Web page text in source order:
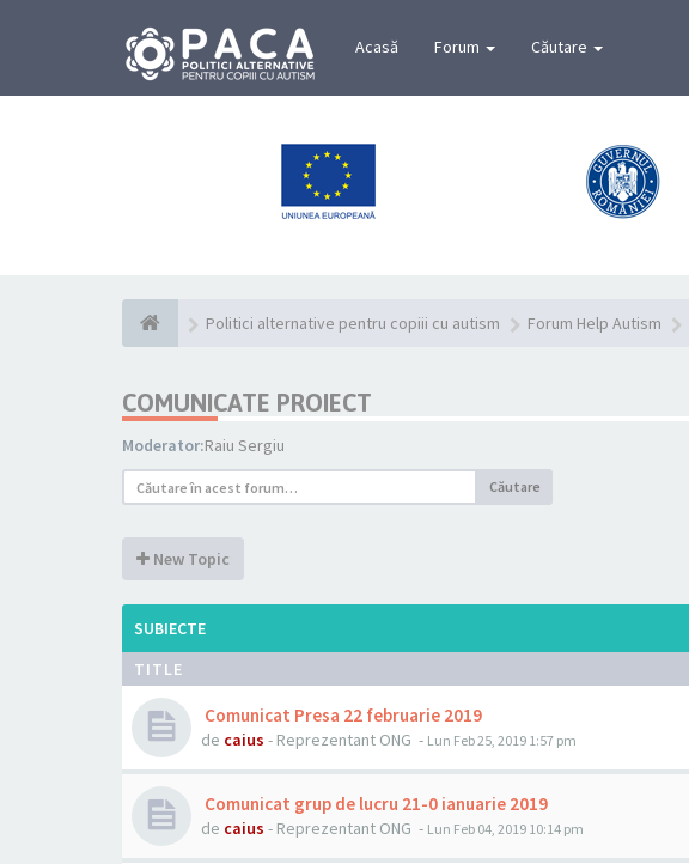
Acasă Forum Căutare
Politici alternative pentru copiii cu autism Forum Help Autism
COMUNICATE PROIECT
Moderator:Raiu Sergiu
Căutare
New Topic
SUBIECTE
TITLE
Comunicat Presa 22 februarie 2019
de caius - Reprezentant ONG - Lun Feb 25, 2019 1:57 pm
Comunicat grup de lucru 21-0 ianuarie 2019
de caius - Reprezentant ONG - Lun Feb 04, 2019 10:14 pm